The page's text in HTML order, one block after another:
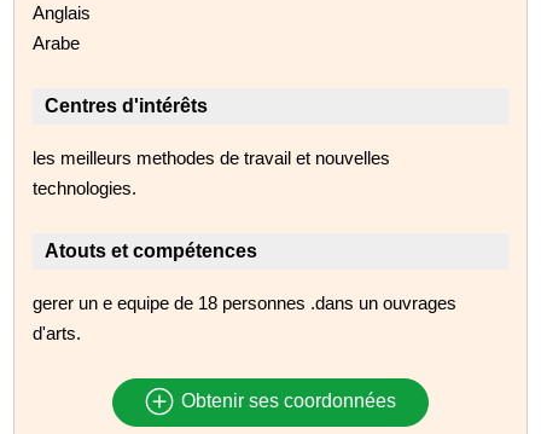
Anglais
Arabe
Centres d'intérêts
les meilleurs methodes de travail et nouvelles
technologies.
Atouts et compétences
gerer un e equipe de 18 personnes .dans un ouvrages
d'arts.
Obtenir ses coordonnées